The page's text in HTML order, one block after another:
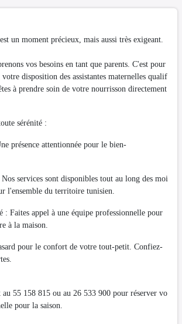
un moment précieux, mais aussi très exigeant.
vos besoins en tant que parents. C'est pour
disposition des assistantes maternelles qualif
à prendre soin de votre nourrisson directement
sérénité :
présence attentionnée pour le bien-
services sont disponibles tout au long des moi
l'ensemble du territoire tunisien.
: Faites appel à une équipe professionnelle pour
à la maison.
pour le confort de votre tout-petit. Confiez-
au 55 158 815 ou au 26 533 900 pour réserver vo
pour la saison.